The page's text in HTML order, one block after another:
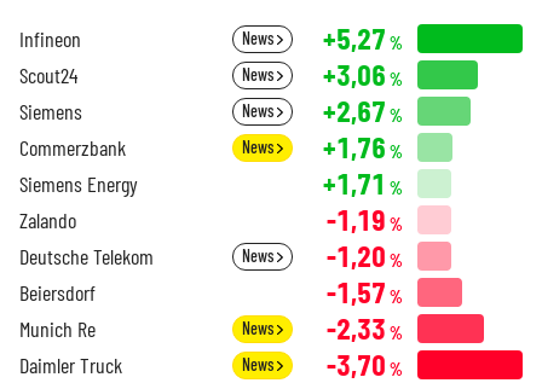
Infineon News +5,27 %
Scout24 News +3,06 %
Siemens News +2,67 %
Commerzbank News +1,76 %
Siemens Energy +1,71 %
Zalando -1,19 %
Deutsche Telekom News -1,20 %
Beiersdorf -1,57 %
Munich Re News -2,33 %
Daimler Truck News -3,70 %